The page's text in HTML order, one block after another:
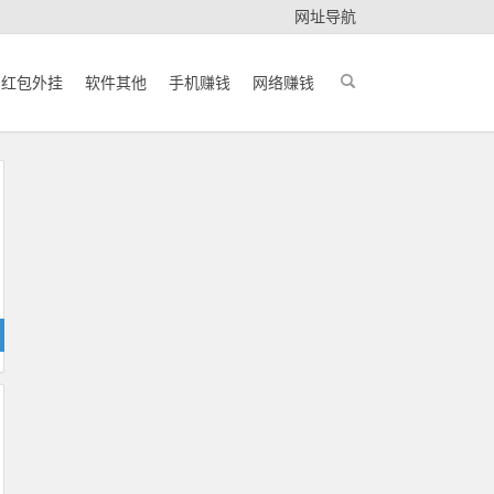
网址导航
红包外挂 软件其他 手机赚钱 网络赚钱